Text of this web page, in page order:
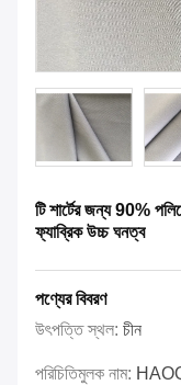
টি শার্টের জন্য 90%
ফ্যাব্রিক উচ্চ ঘনত্ব
পণ্যের বিবরণ
উৎপত্তি স্থল: চীন
পরিচিতিমুলক নাম: